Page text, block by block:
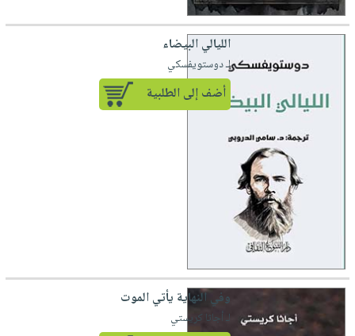
الليالي البيضاء
لـ دوستويفسكي
أضف إلى الطلبية
وفي النهاية يأتي الموت
لـ أجاثا كريستي